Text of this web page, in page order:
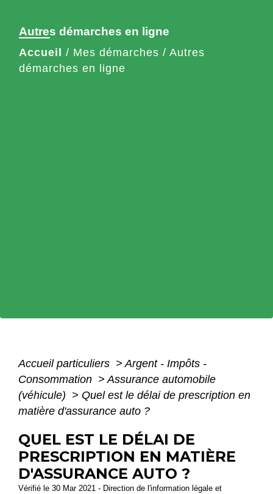
Autres démarches en ligne
Accueil / Mes démarches / Autres
démarches en ligne
Accueil particuliers > Argent - Impôts -
Consommation > Assurance automobile
(véhicule) > Quel est le délai de prescription en
matière d'assurance auto ?
QUEL EST LE DÉLAI DE
PRESCRIPTION EN MATIÈRE
D'ASSURANCE AUTO ?
Vérifié le 30 Mar 2021 - Direction de l'information légale et